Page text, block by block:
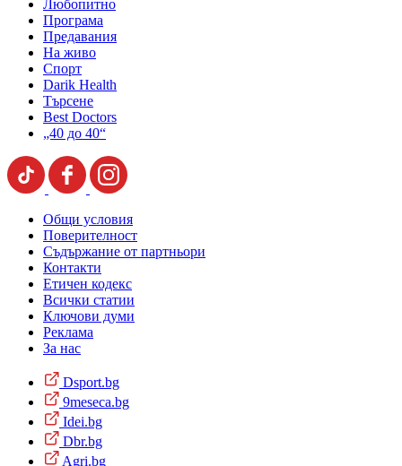
Любопитно
Програма
Предавания
На живо
Спорт
Darik Health
Търсене
Best Doctors
„40 до 40“
Общи условия
Поверителност
Съдържание от партньори
Контакти
Етичен кодекс
Всички статии
Ключови думи
Реклама
За нас
Dsport.bg
9meseca.bg
Idei.bg
Dbr.bg
Agri.bg